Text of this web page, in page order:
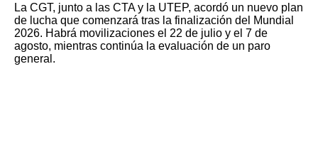
La CGT, junto a las CTA y la UTEP, acordó un nuevo plan
de lucha que comenzará tras la finalización del Mundial
2026. Habrá movilizaciones el 22 de julio y el 7 de
agosto, mientras continúa la evaluación de un paro
general.